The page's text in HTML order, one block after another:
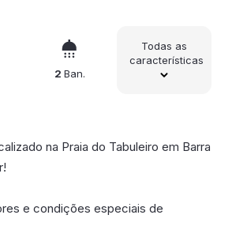
2 Ban.
Todas as
características
na Praia do Tabuleiro em Barra
e condições especiais de